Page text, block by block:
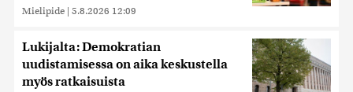
Mielipide | 5.8.2026 12:09
Lukijalta: Demokratian
uudistamisessa on aika keskustella
myös ratkaisuista